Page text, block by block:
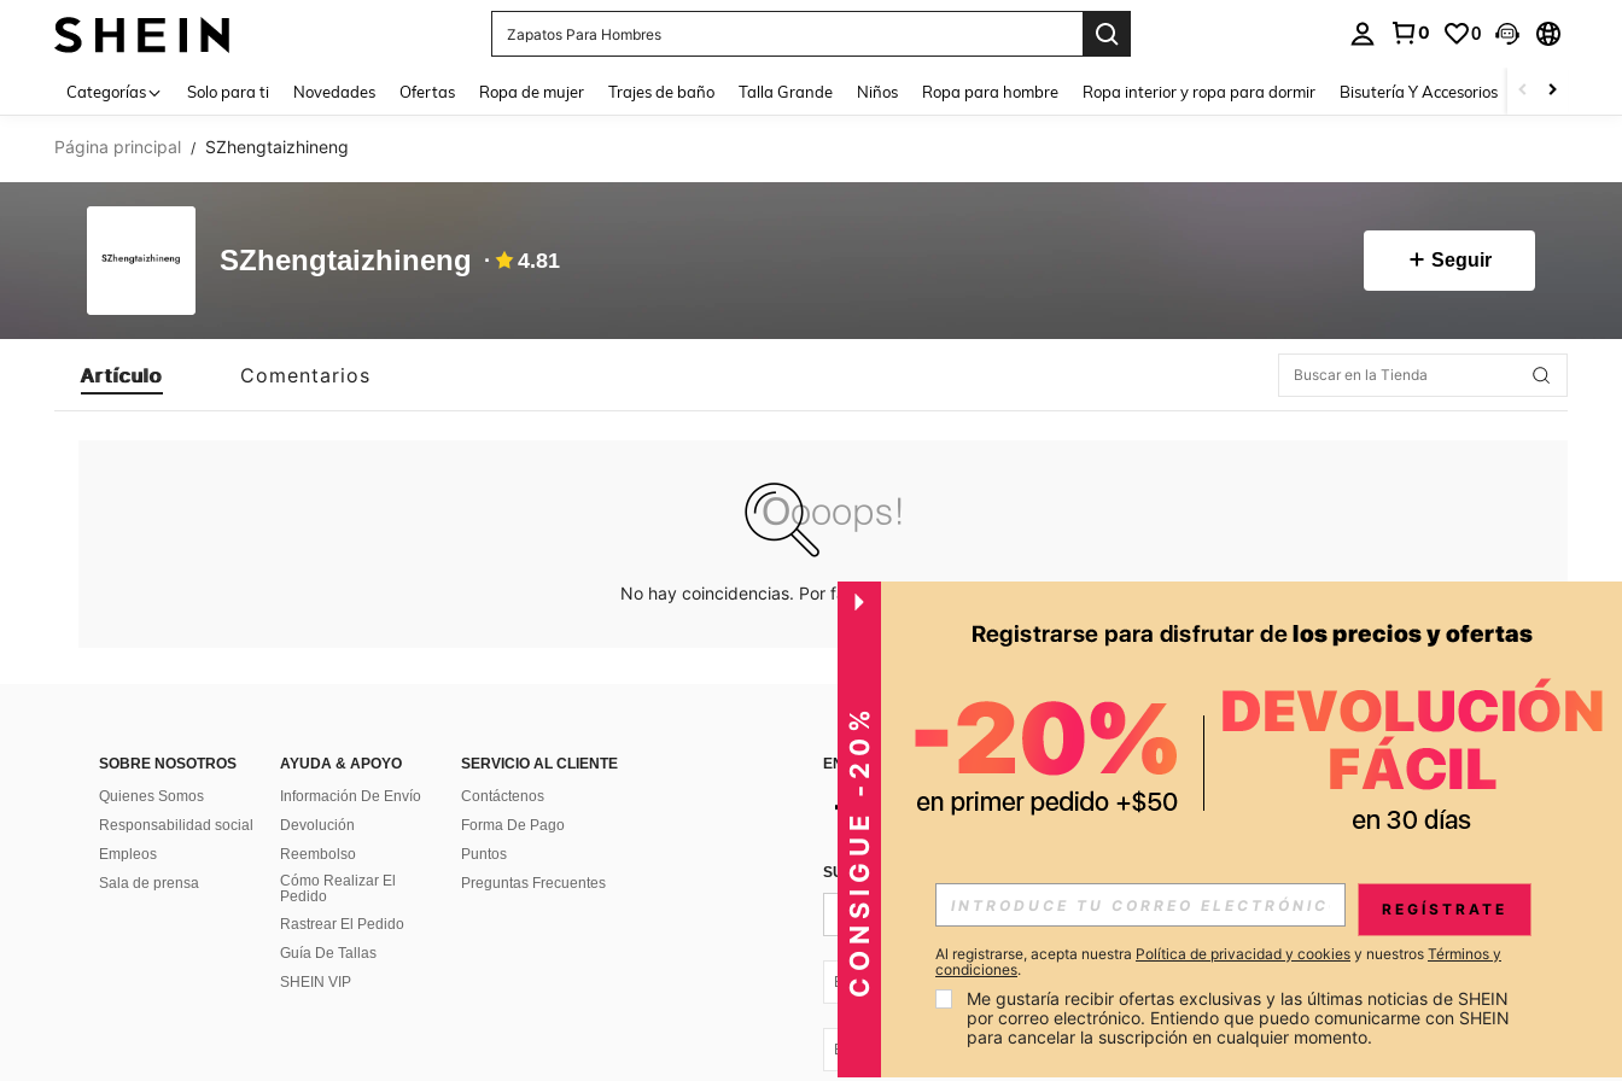
Zapatos Para Hombres
0 0
Categorías Solo para ti Novedades Ofertas Ropa de mujer Trajes de baño Talla Grande Niños Ropa para hombre Ropa interior y ropa para dormir Bisutería Y Accesorios Zapatos
Página principal / SZhengtaizhineng
SZhengtaizhineng 4.81 Seguir
Artículo Comentarios
No hay coincidencias. Por favor inténtalo de nuevo.
SOBRE NOSOTROS
Quienes Somos
Responsabilidad social
Empleos
Sala de prensa
AYUDA & APOYO
Información De Envío
Devolución
Reembolso
Cómo Realizar El
Pedido
Rastrear El Pedido
Guía De Tallas
SHEIN VIP
SERVICIO AL CLIENTE
Contáctenos
Forma De Pago
Puntos
Preguntas Frecuentes
ENCUÉNTRANOS EN APP
SUSCRÍBETE PARA RECIBIR OFERTAS EXCLUSIVAS, PROMOCIONES Y NOTICIAS DE SHEIN
Suscribir
EC + 593
EC + 593
CONSIGUE -20% REGÍSTRATE
Al registrarse, acepta nuestra Política de privacidad y cookies y nuestros Términos y
condiciones.
Me gustaría recibir ofertas exclusivas y las últimas noticias de SHEIN
por correo electrónico. Entiendo que puedo comunicarme con SHEIN
para cancelar la suscripción en cualquier momento.